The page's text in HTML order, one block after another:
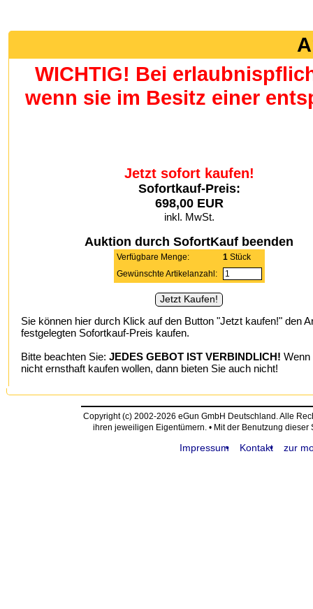
WICHTIG! Bei
wenn sie im Besitz einer
Jetzt sofort kaufen!
Sofortkauf-Preis:
698,00 EUR
inkl. MwSt.
Auktion durch SofortKauf beenden
Verfügbare Menge: 1Stück
Gewünschte Artikelanzahl:
Sie können hier durch Klick auf den Button "Jetzt kaufen!" den
festgelegten Sofortkauf-Preis kaufen.
Bitte beachten Sie: JEDES GEBOT IST VERBINDLICH! Wenn
nicht ernsthaft kaufen wollen, dann bieten Sie auch nicht!
Copyright (c) 2002-2026 eGun GmbH Deutschland. Alle
ihren jeweiligen Eigentümern. • Mit der Benutzung
Impressum Kontakt zur